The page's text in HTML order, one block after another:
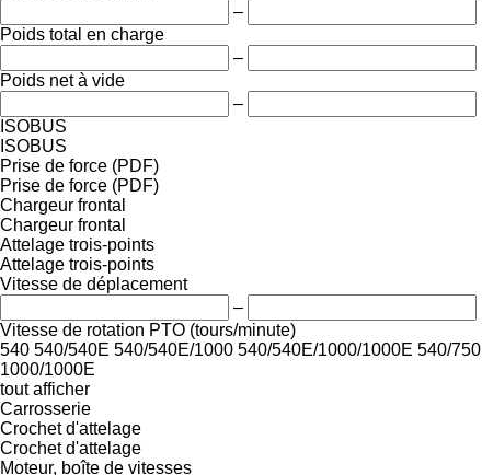
–
Poids total en charge
–
Poids net à vide
–
ISOBUS
ISOBUS
Prise de force (PDF)
Prise de force (PDF)
Chargeur frontal
Chargeur frontal
Attelage trois-points
Attelage trois-points
Vitesse de déplacement
–
Vitesse de rotation PTO (tours/minute)
540 540/540E 540/540E/1000 540/540E/1000/1000E 540/750
1000/1000E
tout afficher
Carrosserie
Crochet d'attelage
Crochet d'attelage
Moteur, boîte de vitesses